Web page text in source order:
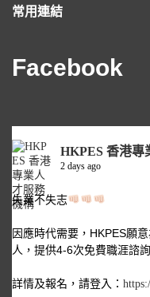
常用連結
Facebook
HKPES 香港專
2 days ago
失業不失志
因應時代需要，HKPES願
人，提供4-6次免費職涯諮
詳情及報名，請登入：